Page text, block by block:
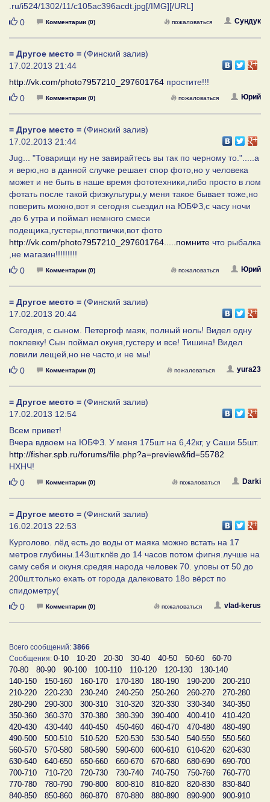
.ru/i524/1302/11/c105ac396acdt.jpg[/IMG][/URL]
Нравится
0 Комментарии (0) Сундук
пожаловаться
= Другое место = (Финский залив)
17.02.2013 21:44
http://vk.com/photo7957210_297601764 простите!!!
Нравится
0 Комментарии (0) Юрий
пожаловаться
= Другое место = (Финский залив)
17.02.2013 21:44
Jug... "Товарищи ну не завирайтесь вы так по черному то.".....а
я верю,но в данной случке решает спор фото,но у человека
может и не быть в наше время фототехники,либо просто в лом
фотать после такой физкультуры,у меня такое бывает тоже,но
поверить можно,вот я сегодня сьездил на ЮБФЗ,с часу ночи
,до 6 утра и поймал немного смеси
подещика,густеры,плотвички,вот фото
http://vk.com/photo7957210_297601764.....помните что рыбалка
,не магазин!!!!!!!!!
Нравится
0 Комментарии (0) Юрий
пожаловаться
= Другое место = (Финский залив)
17.02.2013 20:44
Сегодня, с сыном. Петергоф маяк, полный ноль! Видел одну
поклевку! Сын поймал окуня,густеру и все! Тишина! Видел
ловили лещей,но не часто,и не мы!
Нравится
0 Комментарии (0) yura23
пожаловаться
= Другое место = (Финский залив)
17.02.2013 12:54
Всем привет!
Вчера вдвоем на ЮБФЗ. У меня 175шт на 6,42кг, у Саши 55шт.
http://fisher.spb.ru/forums/file.php?a=preview&fid=55782
НХНЧ!
Нравится
0 Комментарии (0) Darki
пожаловаться
= Другое место = (Финский залив)
16.02.2013 22:53
Курголово. лёд есть.до воды от маяка можно встать на 17
метров глубины.143шт.клёв до 14 часов потом фигня.лучше на
саму себя и окуня.средяя.народа человек 70. уловы от 50 до
200шт.только ехать от города далековато 18о вёрст по
спидометру(
Нравится
0 Комментарии (0) vlad-kerus
пожаловаться
Всего сообщений: 3866
Сообщения: 0-10 10-20 20-30 30-40 40-50 50-60
60-70
70-80
80-90 90-100 100-110 110-120 120-130
130-140
140-150
150-160 160-170 170-180 180-190 190-200
200-210
210-220
220-230 230-240 240-250 250-260 260-270
270-280
280-290
290-300 300-310 310-320 320-330 330-340
340-350
350-360
360-370 370-380 380-390 390-400 400-410
410-420
420-430
430-440 440-450 450-460 460-470 470-480
480-490
490-500
500-510 510-520 520-530 530-540 540-550
550-560
560-570
570-580 580-590 590-600 600-610 610-620
620-630
630-640
640-650 650-660 660-670 670-680 680-690
690-700
700-710
710-720 720-730 730-740 740-750 750-760
760-770
770-780
780-790 790-800 800-810 810-820 820-830
830-840
840-850
850-860 860-870 870-880 880-890 890-900 900-910